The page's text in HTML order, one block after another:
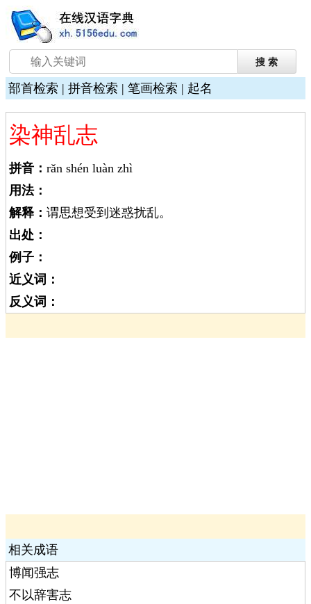
部首检索 | 拼音检索 | 笔画检索 | 起名
染神乱志
拼音： rǎn shén luàn zhì
用法：
解释： 谓思想受到迷惑扰乱。
出处：
例子：
近义词：
反义词：
相关成语
博闻强志
不以辞害志